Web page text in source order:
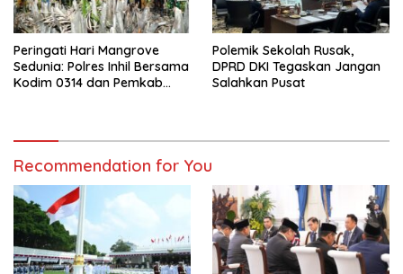
Peringati Hari Mangrove
Sedunia: Polres Inhil Bersama
Kodim 0314 dan Pemkab
Polemik Sekolah Rusak,
DPRD DKI Tegaskan Jangan
Salahkan Pusat
Recommendation for You